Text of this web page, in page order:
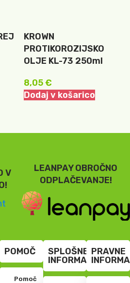
KROWN
PROTIKOROZIJSKO
OLJE KL-73 250ml
8,05€
Dodaj v košarico
V
LEANPAY OBROČNO
ODPLAČEVANJE!
POMOČ
Pomoč
SPLOŠNE
INFORMACIJE
PRAVNE